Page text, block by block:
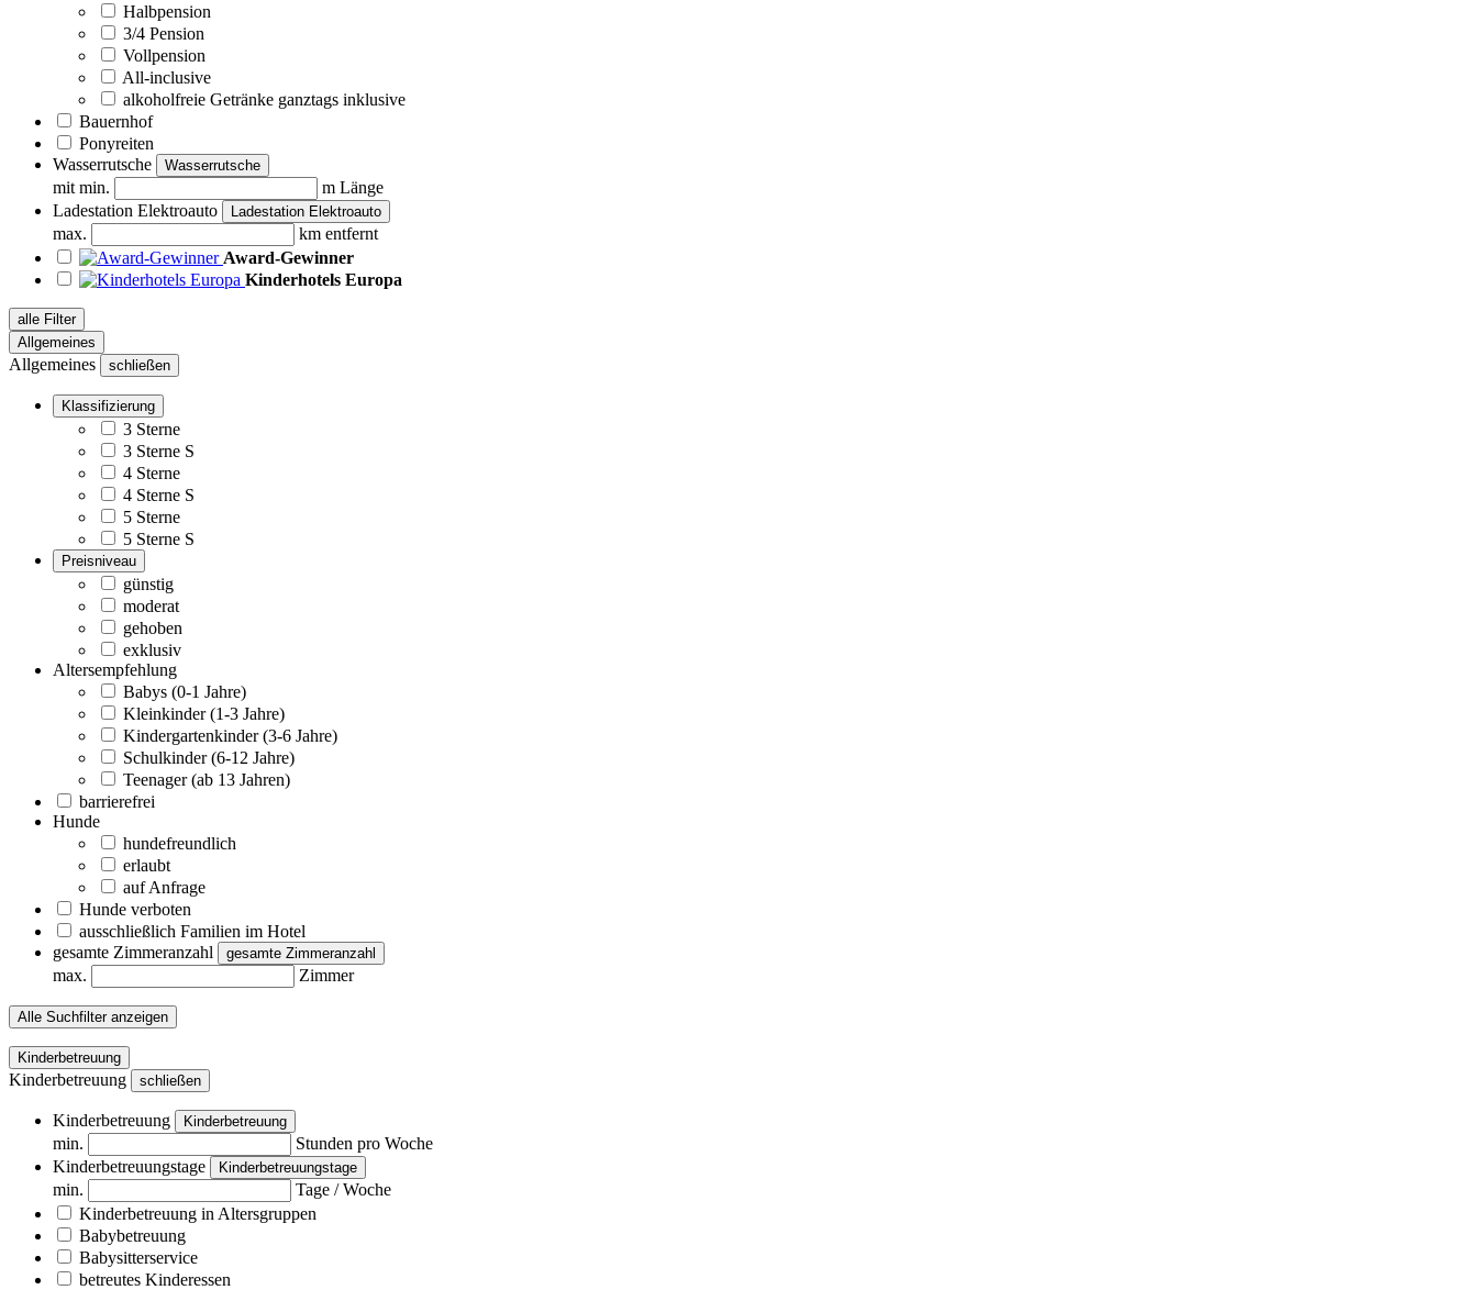
Halbpension
3/4 Pension
Vollpension
All-inclusive
alkoholfreie Getränke ganztags inklusive
Bauernhof
Ponyreiten
Wasserrutsche
Wasserrutsche
mit min.
m Länge
Ladestation Elektroauto
Ladestation Elektroauto
max.
km entfernt
Award-Gewinner
Kinderhotels Europa
alle Filter
Allgemeines
Allgemeines schließen
Klassifizierung
3 Sterne
3 Sterne S
4 Sterne
4 Sterne S
5 Sterne
5 Sterne S
Preisniveau
günstig
moderat
gehoben
exklusiv
Altersempfehlung
Babys (0-1 Jahre)
Kleinkinder (1-3 Jahre)
Kindergartenkinder (3-6 Jahre)
Schulkinder (6-12 Jahre)
Teenager (ab 13 Jahren)
barrierefrei
Hunde
hundefreundlich
erlaubt
auf Anfrage
Hunde verboten
ausschließlich Familien im Hotel
gesamte Zimmeranzahl
gesamte Zimmeranzahl
max. Zimmer
Alle Suchfilter anzeigen
Kinderbetreuung
Kinderbetreuung schließen
Kinderbetreuung Kinderbetreuung
min.
Stunden pro Woche
Kinderbetreuungstage
Kinderbetreuungstage
min.
Tage / Woche
Kinderbetreuung in Altersgruppen
Babybetreuung
Babysitterservice
betreutes Kinderessen